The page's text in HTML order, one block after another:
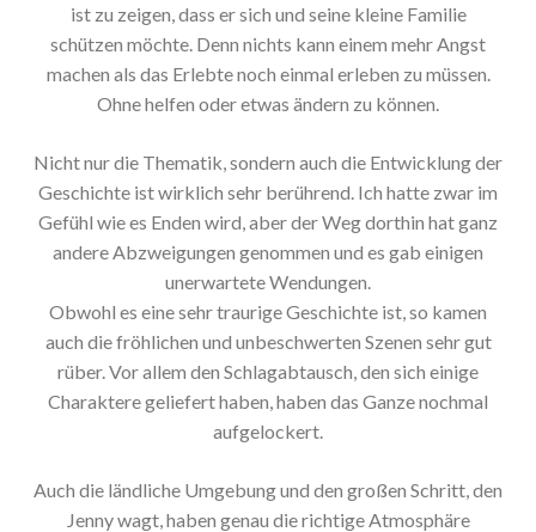
ist zu zeigen, dass er sich und seine kleine Familie
schützen möchte. Denn nichts kann einem mehr Angst
machen als das Erlebte noch einmal erleben zu müssen.
Ohne helfen oder etwas ändern zu können.
Nicht nur die Thematik, sondern auch die Entwicklung der
Geschichte ist wirklich sehr berührend. Ich hatte zwar im
Gefühl wie es Enden wird, aber der Weg dorthin hat ganz
andere Abzweigungen genommen und es gab einigen
unerwartete Wendungen.
Obwohl es eine sehr traurige Geschichte ist, so kamen
auch die fröhlichen und unbeschwerten Szenen sehr gut
rüber. Vor allem den Schlagabtausch, den sich einige
Charaktere geliefert haben, haben das Ganze nochmal
aufgelockert.
Auch die ländliche Umgebung und den großen Schritt, den
Jenny wagt, haben genau die richtige Atmosphäre